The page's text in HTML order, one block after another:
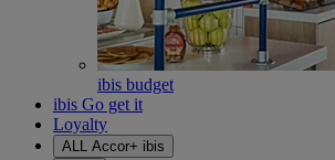
ibis budget
ibis Go get it
Loyalty
ALL Accor+ ibis